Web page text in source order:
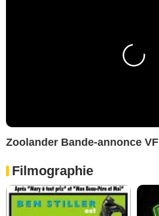
Zoolander Bande-annonce VF
Filmographie